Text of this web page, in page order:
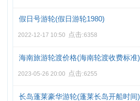
假日号游轮(假日游轮1980)
2022-12-17 10:50 点击:6358
海南旅游轮渡价格(海南轮渡收费标准)
2023-05-26 20:00 点击:6255
长岛蓬莱豪华游轮(蓬莱长岛开船时间)